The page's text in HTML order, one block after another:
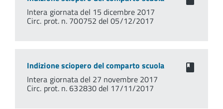
Intera giornata del 15 dicembre 2017
Circ. prot. n. 700752 del 05/12/2017
Indizione sciopero del comparto scuola
Intera giornata del 27 novembre 2017
Circ. prot. n. 632830 del 17/11/2017